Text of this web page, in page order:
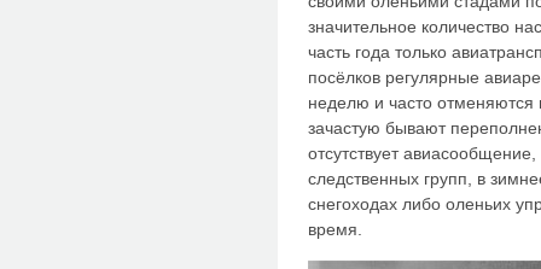
значительное количество
часть года только
посёлков регулярные
неделю и часто
зачастую бывают
отсутствует
следственных групп, в
снегоходах либо оленьих
время.